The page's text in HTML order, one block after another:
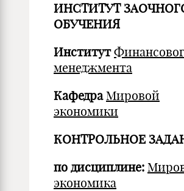
ИНСТИТУТ
ОБУЧЕНИЯ
Институт
менеджмента
Кафедра Мировой
экономики
КОНТРОЛЬНОЕ
по дисциплине:
экономика